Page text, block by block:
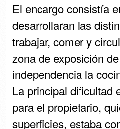
El encargo consistía
desarrollaran las
trabajar, comer y
zona de exposición
independencia la
La principal dificultad
para el propietario,
superficies, estaba